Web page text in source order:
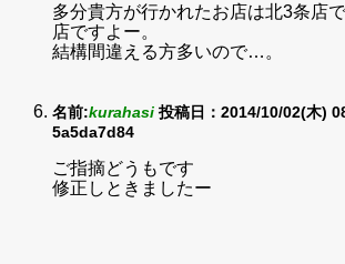
多分貴方が行かれたお店は北3条店
店ですよー。
結構間違える方多いので…。
名前:kurahasi 投稿日：2014/10/02(木)
5a5da7d84
ご指摘どうもです
修正しときましたー